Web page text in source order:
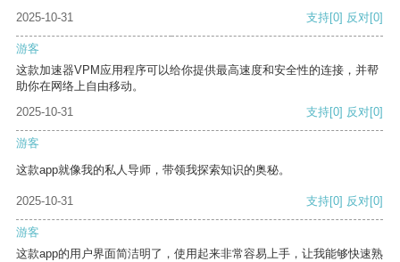
2025-10-31
支持[0] 反对[0]
游客
这款加速器VPM应用程序可以给你提供最高速度和安全性的连接，并帮
助你在网络上自由移动。
2025-10-31
支持[0] 反对[0]
游客
这款app就像我的私人导师，带领我探索知识的奥秘。
2025-10-31 支持[0] 反对[0]
游客
这款app的用户界面简洁明了，使用起来非常容易上手，让我能够快速熟